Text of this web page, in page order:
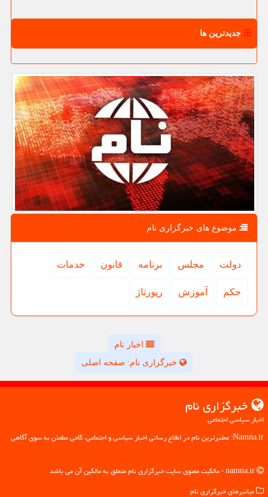
جدیدترین ها
موضوع های خبرگزاری نام
دولت مجلس برنامه قانون خدمات
حكم آموزش رپورتاژ
اخبار نام
خبرگزاری نام: صفحه اصلی
خبرگزاری نام
اخبار سیاسی اجتماعی
Namna.ir: معتبرترین نام در اطلاع رسانی اخبار سیاسی و اجتماعی، گامی مطمئن به سوی آگاهی
میانبرهای خبرگزاری نام